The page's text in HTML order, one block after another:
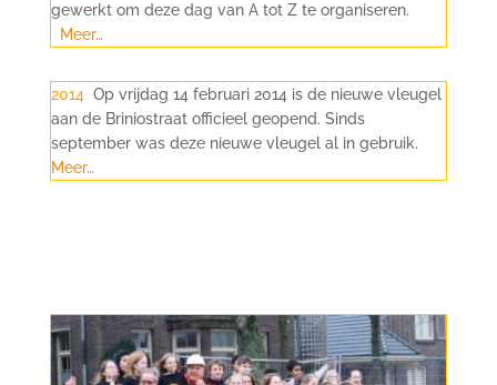
gewerkt om deze dag van A tot Z te organiseren.
Meer…
2014 Op vrijdag 14 februari 2014 is de nieuwe vleugel
aan de Briniostraat officieel geopend. Sinds
september was deze nieuwe vleugel al in gebruik.
Meer…